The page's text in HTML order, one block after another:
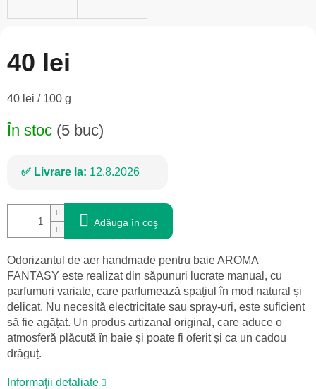
40 lei
Evaluare
40 lei / 100 g
În stoc (5 buc)
Livrare la: 12.8.2026
Adăuga în coş
Odorizantul de aer handmade pentru baie AROMA
FANTASY este realizat din săpunuri lucrate manual, cu
parfumuri variate, care parfumează spațiul în mod natural și
delicat. Nu necesită electricitate sau spray-uri, este suficient
să fie agățat. Un produs artizanal original, care aduce o
atmosferă plăcută în baie și poate fi oferit și ca un cadou
drăguț.
Informaţii detaliate